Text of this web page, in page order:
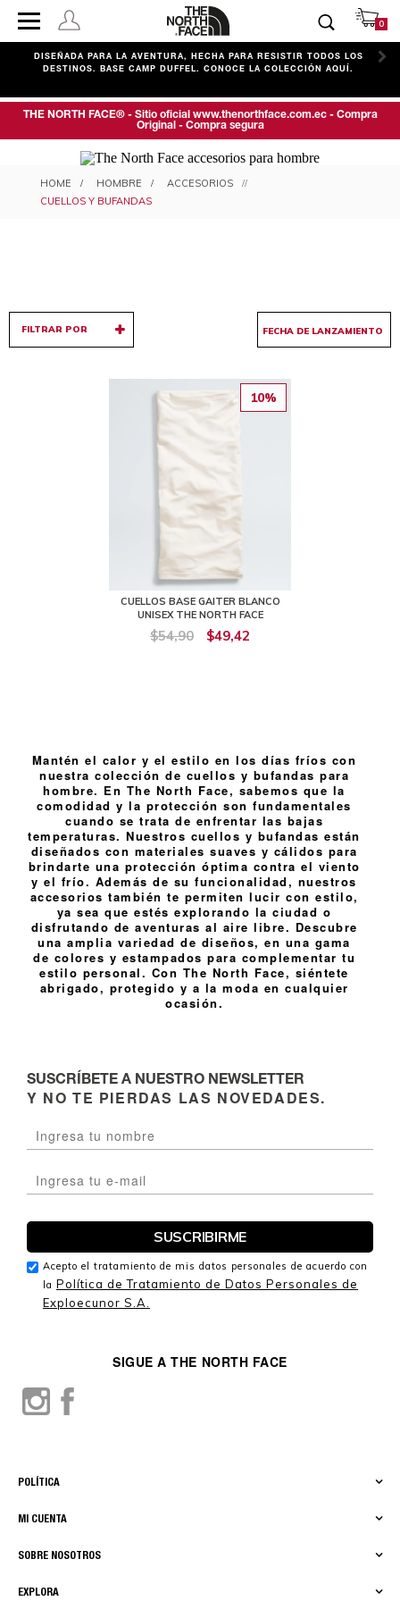
0
DISEÑADA PARA LA AVENTURA, HECHA PARA RESISTIR TODOS LOS
DESTINOS. BASE CAMP DUFFEL. CONOCE LA COLECCIÓN AQUÍ.
THE NORTH FACE® - Sitio oficial www.thenorthface.com.ec - Compra
Original - Compra segura
CUELLOS Y BUFANDAS PARA
HOMBRE
ACCESORIOS
CUELLOS Y BUFANDAS
FILTRAR POR
10%
CUELLOS BASE GAITER BLANCO
UNISEX THE NORTH FACE
$54,90 $49,42
Mantén el calor y el estilo en los días fríos con
nuestra colección de cuellos y bufandas para
hombre. En The North Face, sabemos que la
comodidad y la protección son fundamentales
cuando se trata de enfrentar las bajas
temperaturas. Nuestros cuellos y bufandas están
diseñados con materiales suaves y cálidos para
brindarte una protección óptima contra el viento
y el frío. Además de su funcionalidad, nuestros
accesorios también te permiten lucir con estilo,
ya sea que estés explorando la ciudad o
disfrutando de aventuras al aire libre. Descubre
una amplia variedad de diseños, en una gama
de colores y estampados para complementar tu
estilo personal. Con The North Face, siéntete
abrigado, protegido y a la moda en cualquier
ocasión.
EXPLORA
SOBRE NOSOTROS
MI CUENTA
POLÍTICA
SIGUE A THE NORTH FACE
SUSCRÍBETE A NUESTRO NEWSLETTER
Y NO TE PIERDAS LAS NOVEDADES.
Acepto el tratamiento de mis datos personales de acuerdo con
la Política de Tratamiento de Datos Personales de
Exploecunor S.A.